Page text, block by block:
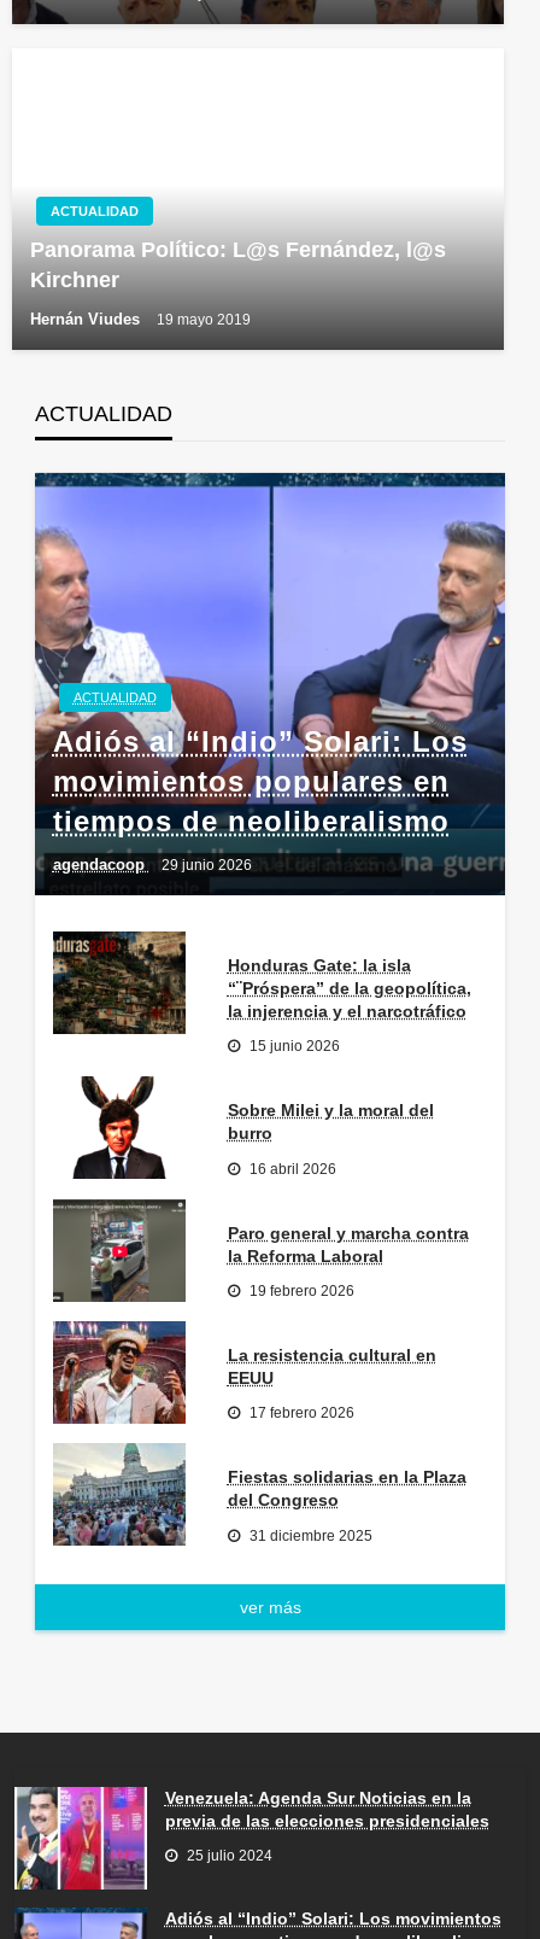
ACTUALIDAD
Panorama Político: L@s Fernández, l@s
Kirchner
Hernán Viudes 19 mayo 2019
ACTUALIDAD
ACTUALIDAD
Adiós al “Indio” Solari: Los
movimientos populares en
tiempos de neoliberalismo
agendacoop 29 junio 2026
Honduras Gate: la isla
“¨Próspera” de la geopolítica,
la injerencia y el narcotráfico
15 junio 2026
Sobre Milei y la moral del
burro
16 abril 2026
Paro general y marcha contra
la Reforma Laboral
19 febrero 2026
La resistencia cultural en
EEUU
17 febrero 2026
Fiestas solidarias en la Plaza
del Congreso
31 diciembre 2025
ver más
Venezuela: Agenda Sur Noticias en la
previa de las elecciones presidenciales
25 julio 2024
Adiós al “Indio” Solari: Los movimientos